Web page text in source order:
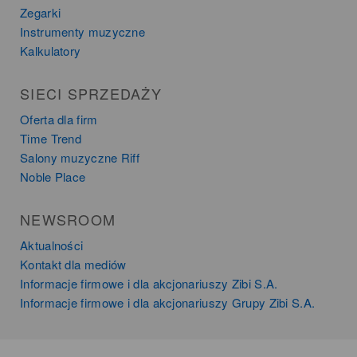
Zegarki
Instrumenty muzyczne
Kalkulatory
SIECI SPRZEDAŻY
Oferta dla firm
Time Trend
Salony muzyczne Riff
Noble Place
NEWSROOM
Aktualności
Kontakt dla mediów
Informacje firmowe i dla akcjonariuszy Zibi S.A.
Informacje firmowe i dla akcjonariuszy Grupy Zibi S.A.